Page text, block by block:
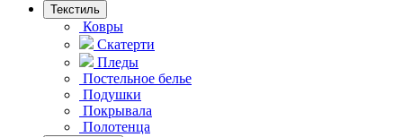
Текстиль
Ковры
Скатерти
Пледы
Постельное белье
Подушки
Покрывала
Полотенца